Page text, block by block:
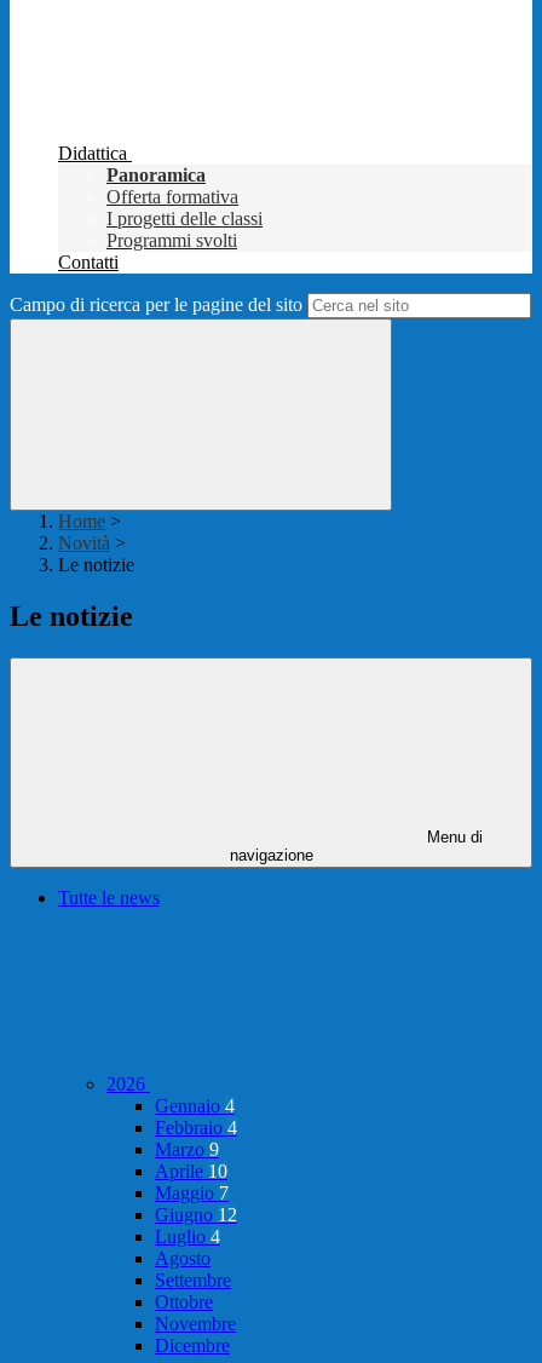
Didattica
Panoramica
Offerta formativa
I progetti delle classi
Programmi svolti
Contatti
Campo di ricerca per le pagine del sito
Home >
Novità >
Le notizie
Le notizie
Menu di
navigazione
Tutte le news
2026
Gennaio 4
Febbraio 4
Marzo 9
Aprile 10
Maggio 7
Giugno 12
Luglio 4
Agosto
Settembre
Ottobre
Novembre
Dicembre